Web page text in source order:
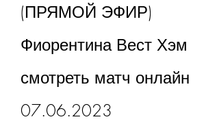
(ПРЯМОЙ ЭФИР)
Фиорентина Вест Хэм
смотреть матч онлайн
07.06.2023